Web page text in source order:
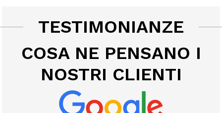
TESTIMONIANZE
COSA NE PENSANO I
NOSTRI CLIENTI